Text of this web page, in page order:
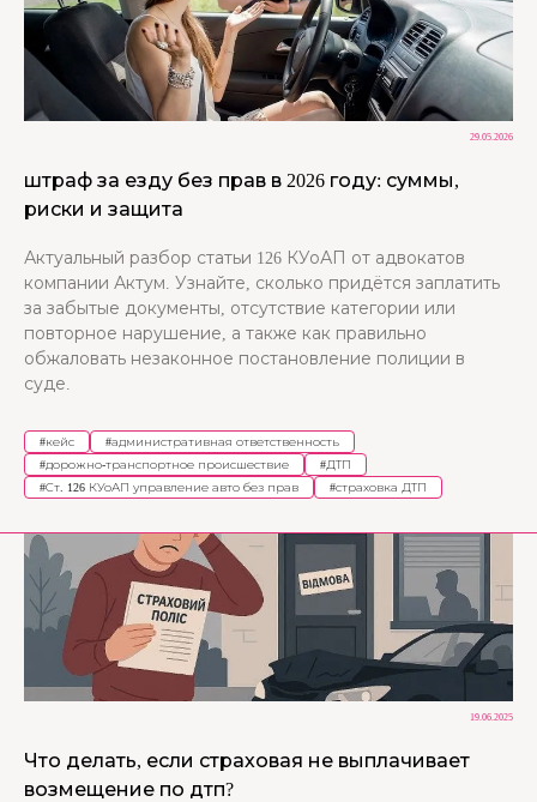
29.05.2026
штраф за езду без прав в 2026 году: суммы,
риски и защита
Актуальный разбор статьи 126 КУоАП от адвокатов
компании Актум. Узнайте, сколько придётся заплатить
за забытые документы, отсутствие категории или
повторное нарушение, а также как правильно
обжаловать незаконное постановление полиции в
суде.
#кейс #административная ответственность
#дорожно-транспортное происшествие #ДТП
#Ст. 126 КУоАП управление авто без прав #страховка ДТП
19.06.2025
Что делать, если страховая не выплачивает
возмещение по дтп?